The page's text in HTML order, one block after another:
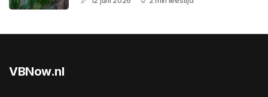
VBNow.nl